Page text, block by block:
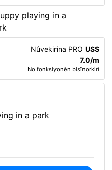
Nûvekirina PRO US$
7.0/m
No fonksiyonên bisînorkirî
in a park